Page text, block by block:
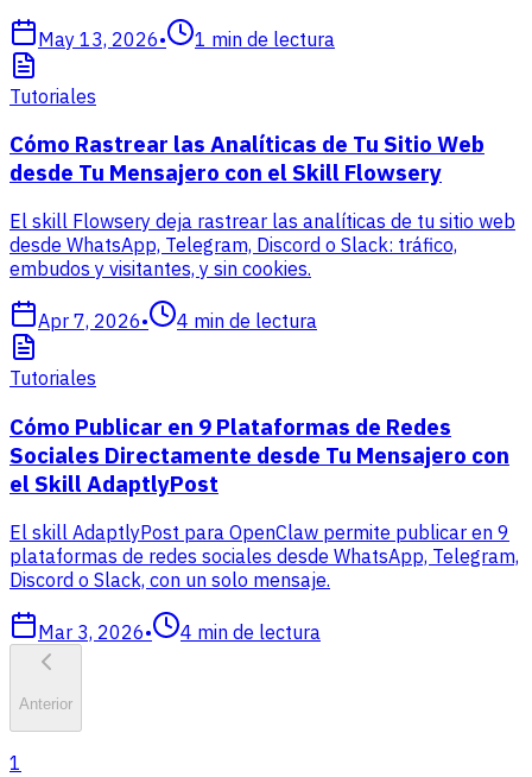
May 13, 2026• 1 min de lectura
Tutoriales
Cómo Rastrear las Analíticas de Tu Sitio Web
desde Tu Mensajero con el Skill Flowsery
El skill Flowsery deja rastrear las analíticas de tu sitio web
desde WhatsApp, Telegram, Discord o Slack: tráfico,
embudos y visitantes, y sin cookies.
Apr 7, 2026• 4 min de lectura
Tutoriales
Cómo Publicar en 9 Plataformas de Redes
Sociales Directamente desde Tu Mensajero con
el Skill AdaptlyPost
El skill AdaptlyPost para OpenClaw permite publicar en 9
plataformas de redes sociales desde WhatsApp, Telegram,
Discord o Slack, con un solo mensaje.
Mar 3, 2026• 4 min de lectura
Anterior
1